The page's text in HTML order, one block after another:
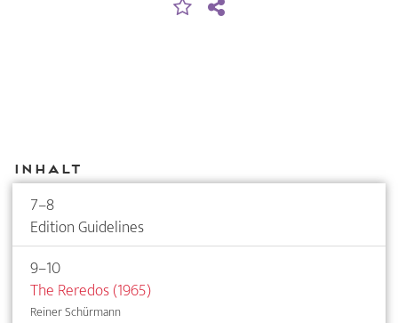
Inhalt
7–8
Edition Guidelines
9–10
The Reredos (1965)
Reiner Schürmann